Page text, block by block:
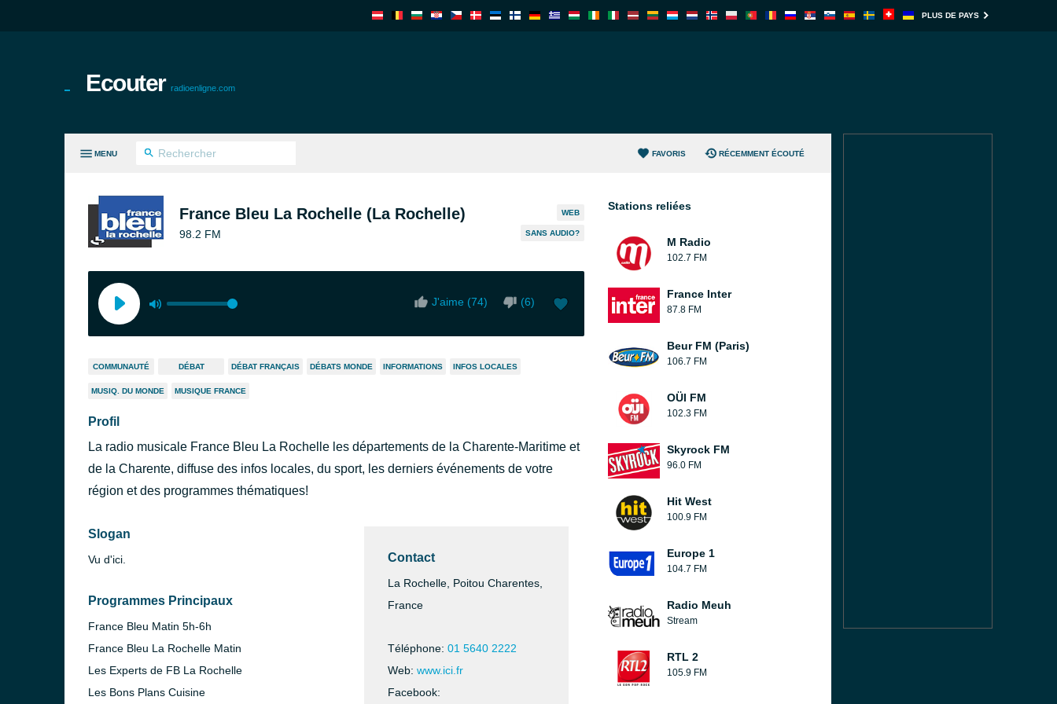
PLUS DE PAYS
Ecouter radioenligne.com
MENU FAVORIS RÉCEMMENT ÉCOUTÉ
France Bleu La Rochelle (La Rochelle)
98.2 FM
WEB
SANS AUDIO?
J'aime (74) (6)
COMMUNAUTÉ DÉBAT DÉBAT FRANÇAIS DÉBATS MONDE INFORMATIONS INFOS LOCALES
MUSIQ. DU MONDE MUSIQUE FRANCE
Profil
La radio musicale France Bleu La Rochelle les départements de la Charente-Maritime et
de la Charente, diffuse des infos locales, du sport, les derniers événements de votre
région et des programmes thématiques!
Slogan
Vu d'ici.
Programmes Principaux
France Bleu Matin 5h-6h
France Bleu La Rochelle Matin
Les Experts de FB La Rochelle
Les Bons Plans Cuisine
Contact
La Rochelle, Poitou Charentes,
France
Téléphone: 01 5640 2222
Web: www.ici.fr
Facebook:
Stations reliées
M Radio
102.7 FM
France Inter
87.8 FM
Beur FM (Paris)
106.7 FM
OÜI FM
102.3 FM
Skyrock FM
96.0 FM
Hit West
100.9 FM
Europe 1
104.7 FM
Radio Meuh
Stream
RTL 2
105.9 FM